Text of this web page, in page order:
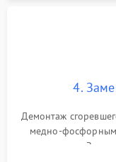
4.
Демонтаж
медно-фосфорным
осушителя.